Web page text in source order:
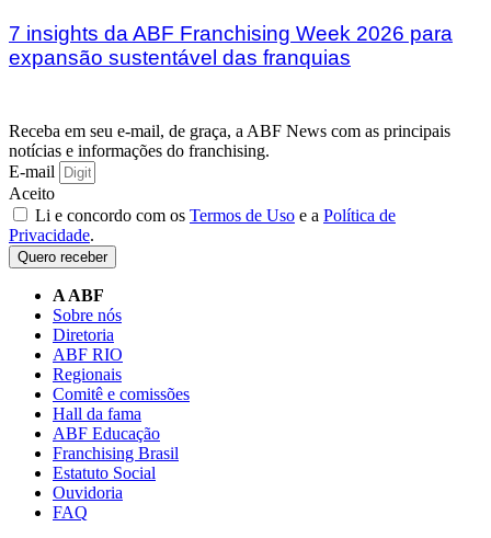
7 insights da ABF Franchising Week 2026 para
expansão sustentável das franquias
Receba em seu e-mail, de graça, a ABF News com as principais
notícias e informações do franchising.
E-mail
Aceito
Li e concordo com os Termos de Uso e a Política de
Privacidade.
Quero receber
A ABF
Sobre nós
Diretoria
ABF RIO
Regionais
Comitê e comissões
Hall da fama
ABF Educação
Franchising Brasil
Estatuto Social
Ouvidoria
FAQ